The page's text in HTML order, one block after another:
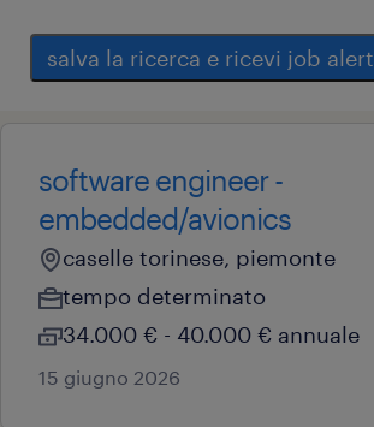
salva la ricerca e ricevi job alert
software engineer -
embedded/avionics
caselle torinese, piemonte
tempo determinato
34.000 € - 40.000 € annuale
15 giugno 2026